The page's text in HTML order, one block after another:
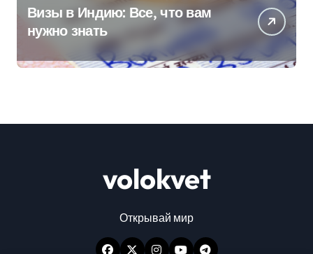
Визы в Индию: Все, что вам
нужно знать
volokvet
Открывай мир